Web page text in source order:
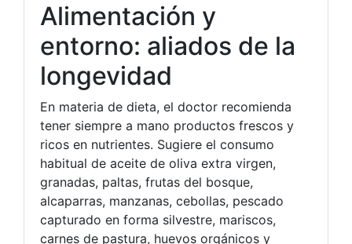
Alimentación y
entorno: aliados de la
longevidad
En materia de dieta, el doctor recomienda
tener siempre a mano productos frescos y
ricos en nutrientes. Sugiere el consumo
habitual de aceite de oliva extra virgen,
granadas, paltas, frutas del bosque,
alcaparras, manzanas, cebollas, pescado
capturado en forma silvestre, mariscos,
carnes de pastura, huevos orgánicos y